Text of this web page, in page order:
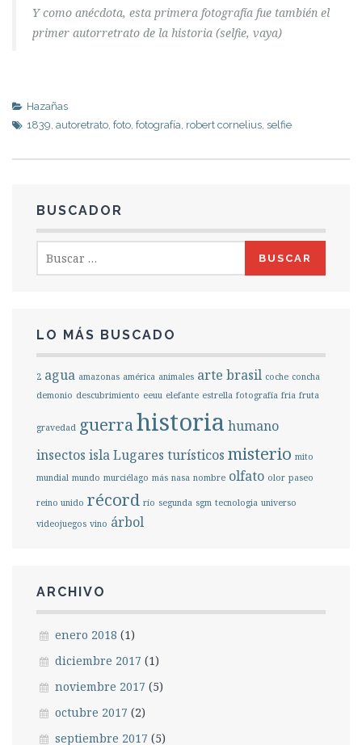
Y como anécdota, esta primera fotografía fue también el
primer autorretrato de la historia (selfie, vaya)
Hazañas
1839, autoretrato, foto, fotografía, robert cornelius, selfie
BUSCADOR
LO MÁS BUSCADO
2 agua amazonas américa animales arte brasil coche concha
demonio descubrimiento eeuu elefante estrella fotografía fria fruta
gravedad guerrahistoria humano
insectos islaLugares turísticos misterio mito
mundial mundo murciélago más nasa nombre olfato olor paseo
reino unido récord río segunda sgm tecnologia universo
videojuegos vino árbol
ARCHIVO
enero 2018 (1)
diciembre 2017 (1)
noviembre 2017 (5)
octubre 2017 (2)
septiembre 2017 (5)